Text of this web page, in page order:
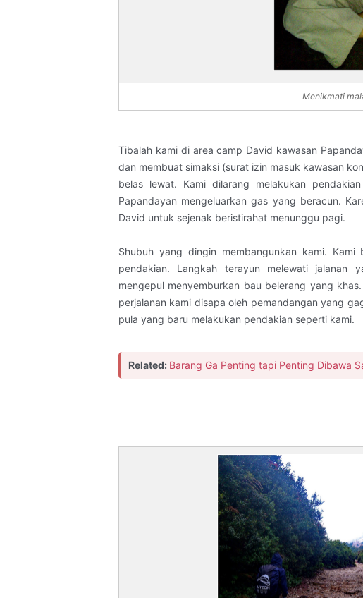
Menikmati
Tibalah kami di area camp David kawasan
dan membuat simaksi (surat izin masuk kawasan
belas lewat. Kami dilarang melakukan
Papandayan mengeluarkan gas yang beracun.
David untuk sejenak beristirahat menunggu pagi.
Shubuh yang dingin membangunkan kami.
pendakian. Langkah terayun melewati jalanan
mengepul menyemburkan bau belerang yang
perjalanan kami disapa oleh pemandangan yang
pula yang baru melakukan pendakian seperti kami.
Related: Barang Ga Penting tapi Penting Dibawa